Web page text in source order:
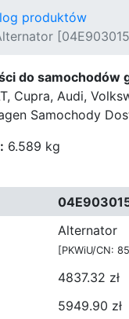
produktów
do samochodów
Cupra, Audi,
Samochody
6.589 kg
Alternator
[PKWiU/CN:
4837.32 zł
5949.90 zł